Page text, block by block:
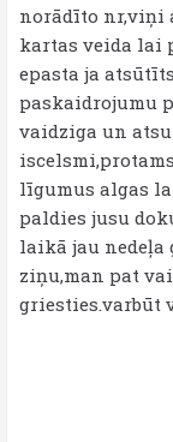
norādīto nr,viņi
kartas veida lai
epasta ja
paskaidrojumu
vaidziga un
līgumus algas
paldies jusu
laikā jau
ziņu,man pat
griesties.varbūt